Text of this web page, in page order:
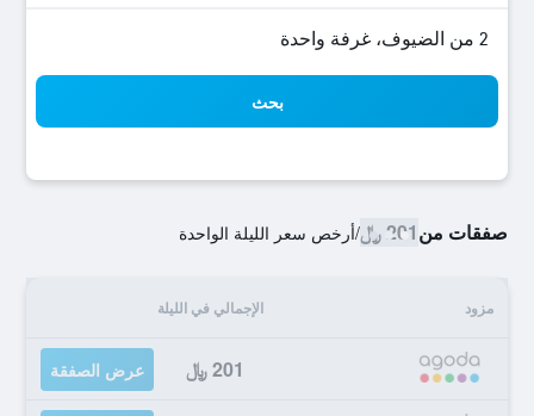
2 من الضيوف، غرفة واحدة
بحث
صفقات من201 ﷼ /أرخص سعر الليلة الواحدة
مزود الإجمالي في الليلة
201 ﷼ عرض الصفقة